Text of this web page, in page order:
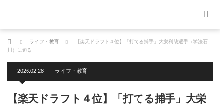
ホーム ライフ・教育
【楽天ドラフト４位】「打てる捕手」大栄利哉選手（学法石
川）に迫る
2026.02.28 ライフ・教育
【楽天ドラフト４位】「打てる捕手」大栄